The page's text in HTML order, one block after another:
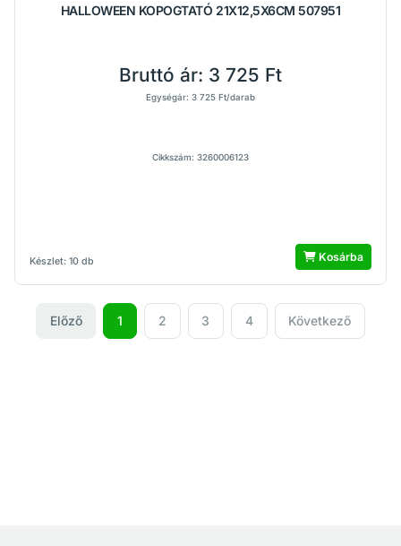
HALLOWEEN KOPOGTATÓ 21X12,5X6CM 507951
Készlet: 10 db
Bruttó ár: 3 725 Ft
Egységár: 3 725 Ft/darab
Cikkszám: 3260006123
Kosárba
Előző 1 2 3 4 Következő